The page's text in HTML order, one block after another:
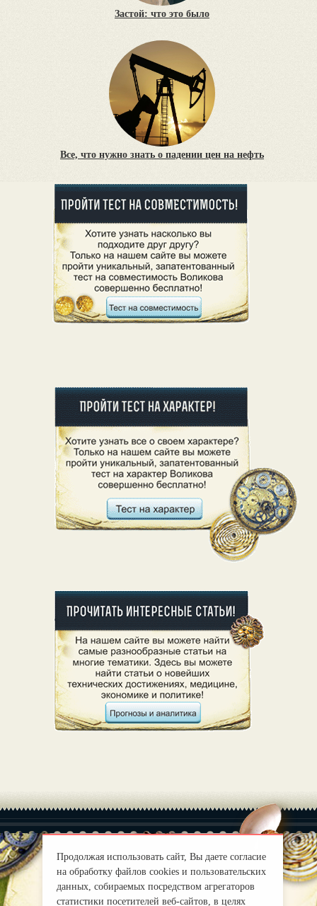
Застой: что это было
Все, что нужно знать о падении цен на нефть
О нас |
Правила
mirprognoz@mail.ru
Продолжая использовать сайт, Вы даете согласие
на обработку файлов cookies и пользовательских
данных, собираемых посредством агрегаторов
статистики посетителей веб-сайтов, в целях